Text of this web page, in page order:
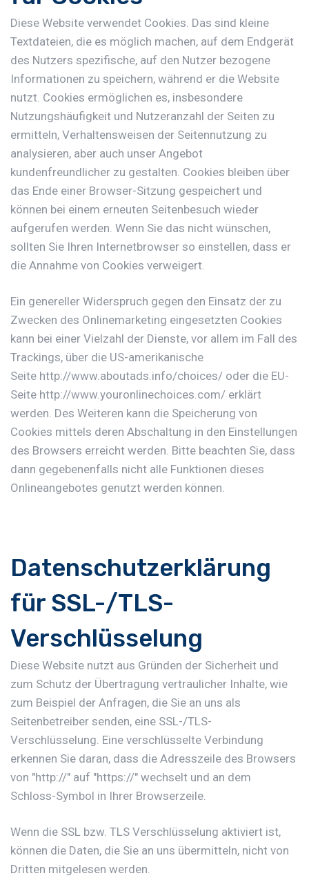
Diese Website verwendet Cookies. Das sind kleine
Textdateien, die es möglich machen, auf dem Endgerät
des Nutzers spezifische, auf den Nutzer bezogene
Informationen zu speichern, während er die Website
nutzt. Cookies ermöglichen es, insbesondere
Nutzungshäufigkeit und Nutzeranzahl der Seiten zu
ermitteln, Verhaltensweisen der Seitennutzung zu
analysieren, aber auch unser Angebot
kundenfreundlicher zu gestalten. Cookies bleiben über
das Ende einer Browser-Sitzung gespeichert und
können bei einem erneuten Seitenbesuch wieder
aufgerufen werden. Wenn Sie das nicht wünschen,
sollten Sie Ihren Internetbrowser so einstellen, dass er
die Annahme von Cookies verweigert.
Ein genereller Widerspruch gegen den Einsatz der zu
Zwecken des Onlinemarketing eingesetzten Cookies
kann bei einer Vielzahl der Dienste, vor allem im Fall des
Trackings, über die US-amerikanische
Seite http://www.aboutads.info/choices/ oder die EU-
Seite http://www.youronlinechoices.com/ erklärt
werden. Des Weiteren kann die Speicherung von
Cookies mittels deren Abschaltung in den Einstellungen
des Browsers erreicht werden. Bitte beachten Sie, dass
dann gegebenenfalls nicht alle Funktionen dieses
Onlineangebotes genutzt werden können.
Datenschutzerklärung
für SSL-/TLS-
Verschlüsselung
Diese Website nutzt aus Gründen der Sicherheit und
zum Schutz der Übertragung vertraulicher Inhalte, wie
zum Beispiel der Anfragen, die Sie an uns als
Seitenbetreiber senden, eine SSL-/TLS-
Verschlüsselung. Eine verschlüsselte Verbindung
erkennen Sie daran, dass die Adresszeile des Browsers
von "http://" auf "https://" wechselt und an dem
Schloss-Symbol in Ihrer Browserzeile.
Wenn die SSL bzw. TLS Verschlüsselung aktiviert ist,
können die Daten, die Sie an uns übermitteln, nicht von
Dritten mitgelesen werden.